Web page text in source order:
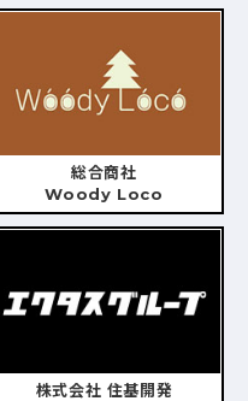
総合商社
Woody Loco
株式会社 住基開発